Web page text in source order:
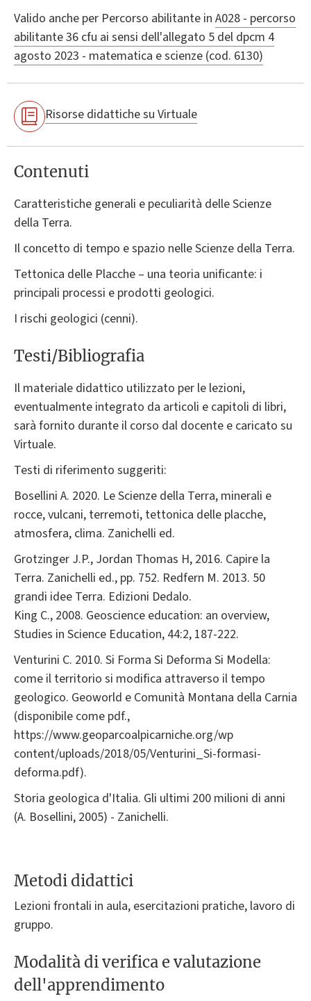
Valido anche per Percorso abilitante in A028 - percorso
abilitante 36 cfu ai sensi dell'allegato 5 del dpcm 4
agosto 2023 - matematica e scienze (cod. 6130)
Risorse didattiche su Virtuale
Contenuti
Caratteristiche generali e peculiarità delle Scienze
della Terra.
Il concetto di tempo e spazio nelle Scienze della Terra.
Tettonica delle Placche – una teoria unificante: i
principali processi e prodotti geologici.
I rischi geologici (cenni).
Testi/Bibliografia
Il materiale didattico utilizzato per le lezioni,
eventualmente integrato da articoli e capitoli di libri,
sarà fornito durante il corso dal docente e caricato su
Virtuale.
Testi di riferimento suggeriti:
Bosellini A. 2020. Le Scienze della Terra, minerali e
rocce, vulcani, terremoti, tettonica delle placche,
atmosfera, clima. Zanichelli ed.
Grotzinger J.P., Jordan Thomas H, 2016. Capire la
Terra. Zanichelli ed., pp. 752. Redfern M. 2013. 50
grandi idee Terra. Edizioni Dedalo.
King C., 2008. Geoscience education: an overview,
Studies in Science Education, 44:2, 187-222.
Venturini C. 2010. Si Forma Si Deforma Si Modella:
come il territorio si modifica attraverso il tempo
geologico. Geoworld e Comunità Montana della Carnia
(disponibile come pdf.,
https://www.geoparcoalpicarniche.org/wp
content/uploads/2018/05/Venturini_Si-formasi-
deforma.pdf).
Storia geologica d'Italia. Gli ultimi 200 milioni di anni
(A. Bosellini, 2005) - Zanichelli.
Metodi didattici
Lezioni frontali in aula, esercitazioni pratiche, lavoro di
gruppo.
Modalità di verifica e valutazione
dell'apprendimento